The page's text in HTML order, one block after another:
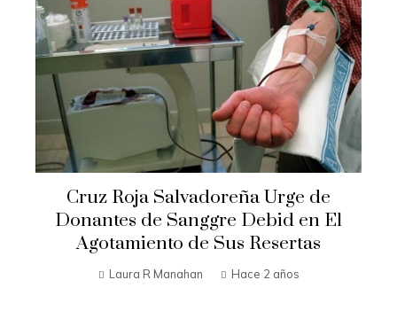
Cruz Roja Salvadoreña Urge de
Donantes de Sanggre Debid en El
Agotamiento de Sus Resertas
Laura R Manahan Hace 2 años